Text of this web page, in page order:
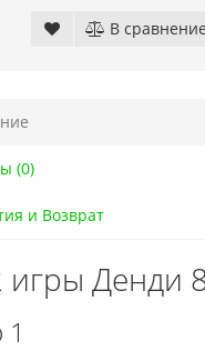
В сравнение
(0)
и Возврат
игры Денди